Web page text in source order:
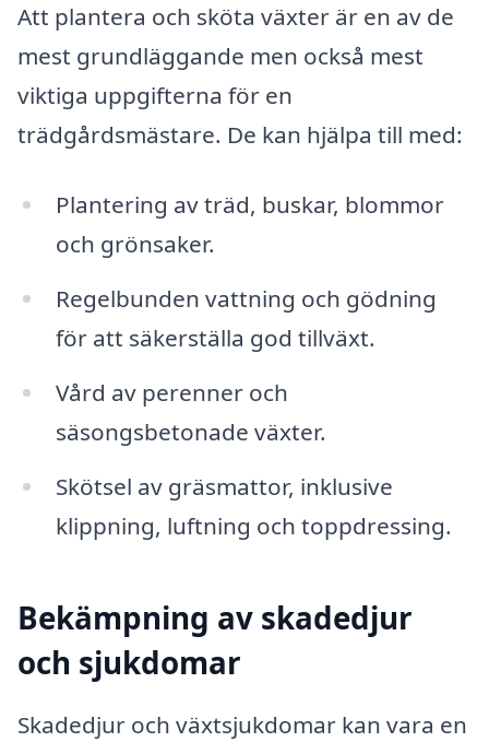
Att plantera och sköta växter är en av de
mest grundläggande men också mest
viktiga uppgifterna för en
trädgårdsmästare. De kan hjälpa till med:
Plantering av träd, buskar, blommor
och grönsaker.
Regelbunden vattning och gödning
för att säkerställa god tillväxt.
Vård av perenner och
säsongsbetonade växter.
Skötsel av gräsmattor, inklusive
klippning, luftning och toppdressing.
Bekämpning av skadedjur
och sjukdomar
Skadedjur och växtsjukdomar kan vara en